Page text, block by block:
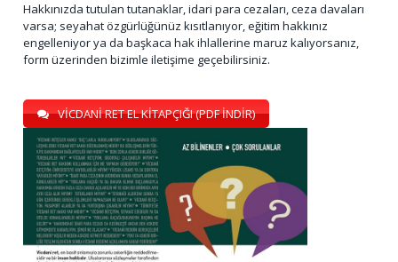
Hakkınızda tutulan tutanaklar, idari para cezaları, ceza davaları
varsa; seyahat özgürlüğünüz kısıtlanıyor, eğitim hakkınız
engelleniyor ya da başkaca hak ihlallerine maruz kalıyorsanız,
form üzerinden bizimle iletişime geçebilirsiniz.
VİCDANİ RET EL KİTAPÇIĞI (PDF İNDİR)